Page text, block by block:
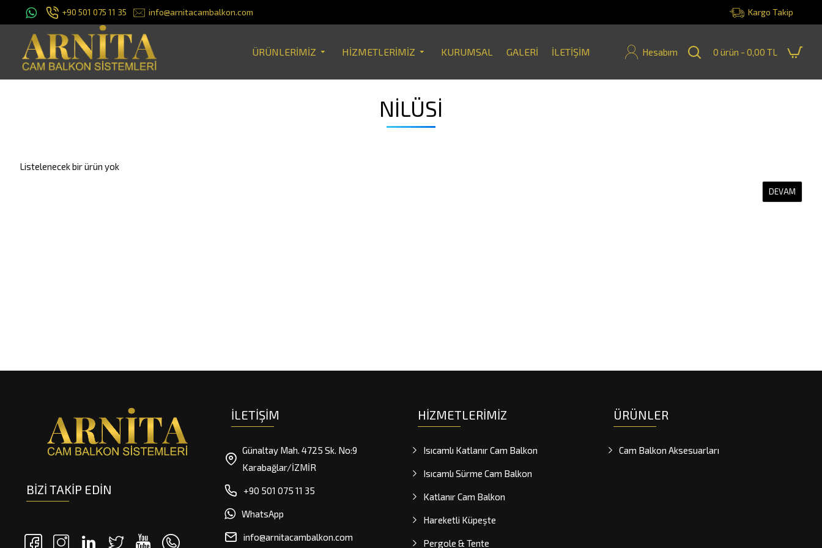
+90 501 075 11 35 info@arnitacambalkon.com Kargo Takip
ÜRÜNLERIMIZ HIZMETLERIMIZ KURUMSAL GALERI İLETIŞIM Hesabım 0 ürün - 0,00 TL
NİLÜSİ
Listelenecek bir ürün yok
DEVAM
BIZI TAKIP EDIN
İLETIŞIM
Günaltay Mah. 4725 Sk. No:9
Karabağlar/İZMİR
+90 501 075 11 35
WhatsApp
info@arnitacambalkon.com
HIZMETLERIMIZ
Isıcamlı Katlanır Cam Balkon
Isıcamlı Sürme Cam Balkon
Katlanır Cam Balkon
Hareketli Küpeşte
Pergole & Tente
ÜRÜNLER
Cam Balkon Aksesuarları